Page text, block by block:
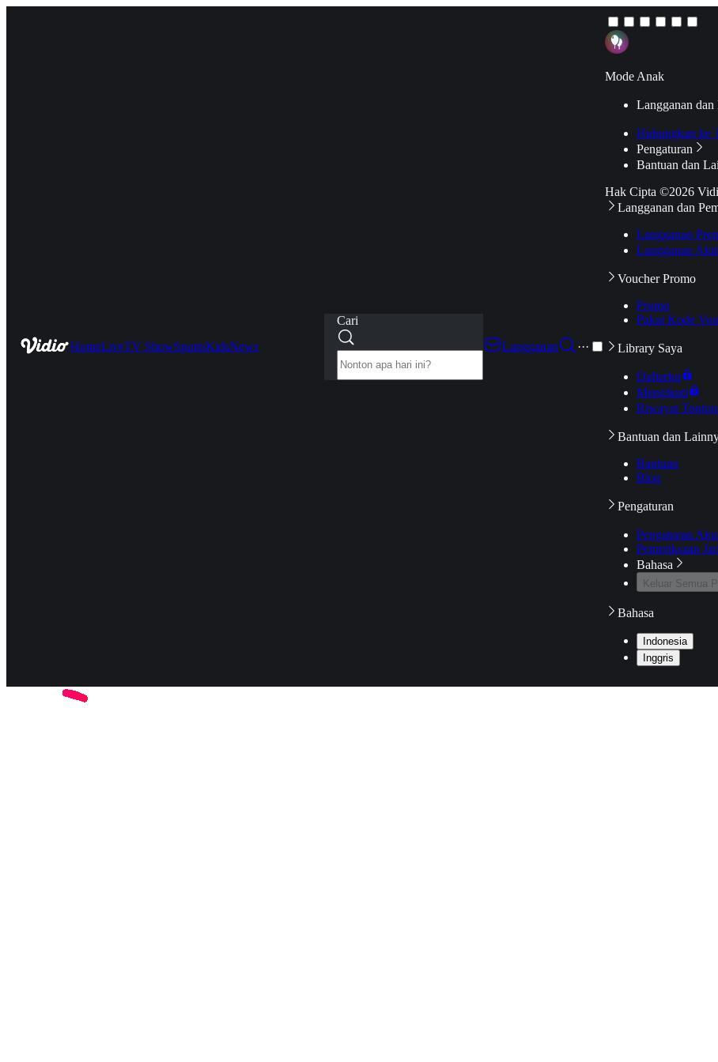
HomeLiveTV ShowSportsKidsNews
Cari
Langganan
···
Mode Anak
Langganan dan
Hubungkan ke
Pengaturan
Bantuan dan
Hak Cipta ©2026
Langganan dan
Langganan
Langganan
Voucher Promo
Promo
Pakai Kode
Library Saya
Daftarku
Mengikuti
Riwayat
Bantuan dan
Bantuan
Blog
Pengaturan
Pengaturan
Pemeriksaan
Bahasa
Keluar Semua
Bahasa
Indonesia
Inggris